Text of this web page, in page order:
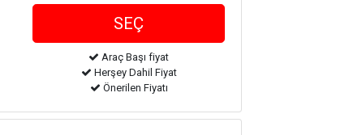
Araç Başı fiyat
Herşey Dahil Fiyat
Önerilen Fiyatı